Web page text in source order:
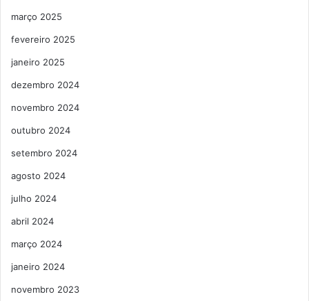
março 2025
fevereiro 2025
janeiro 2025
dezembro 2024
novembro 2024
outubro 2024
setembro 2024
agosto 2024
julho 2024
abril 2024
março 2024
janeiro 2024
novembro 2023